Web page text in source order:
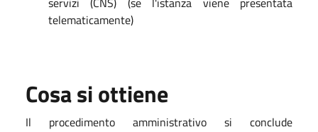
telematicamente)
Cosa si ottiene
Il procedimento amministrativo si conclude